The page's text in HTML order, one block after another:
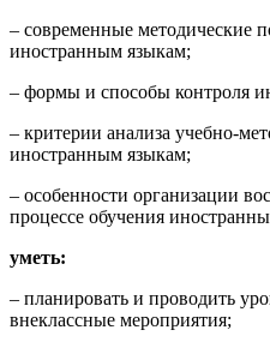
– современные методические
иностранным языкам;
– формы и способы контроля
– критерии анализа учебно-
иностранным языкам;
– особенности организации
процессе обучения
уметь:
– планировать и проводить
внеклассные мероприятия;